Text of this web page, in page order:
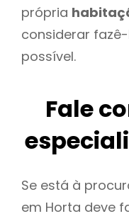
própria
considerar
possível.
Fale
Se está à
em Horta deve